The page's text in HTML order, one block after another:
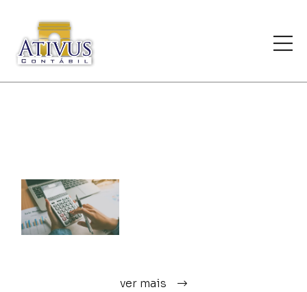
ver mais